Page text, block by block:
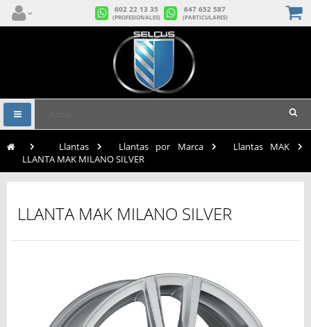
602 22 13 35
(PROFESIONALES)
647 652 587
(PARTICULARES)
Navegación
Toggle
Llantas Llantas por Marca
Llantas MAK
LLANTA MAK MILANO SILVER
LLANTA MAK MILANO SILVER